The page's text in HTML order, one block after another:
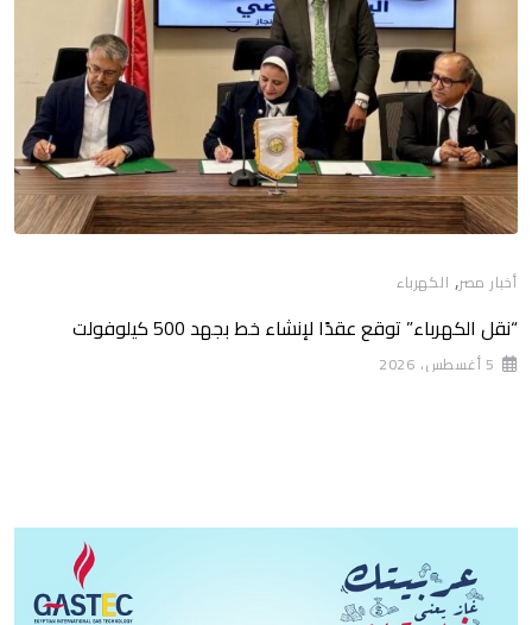
أخبار مصر, الكهرباء
“نقل الكهرباء” توقع عقدًا لإنشاء خط بجهد 500 كيلوفولت
5 أغسطس، 2026